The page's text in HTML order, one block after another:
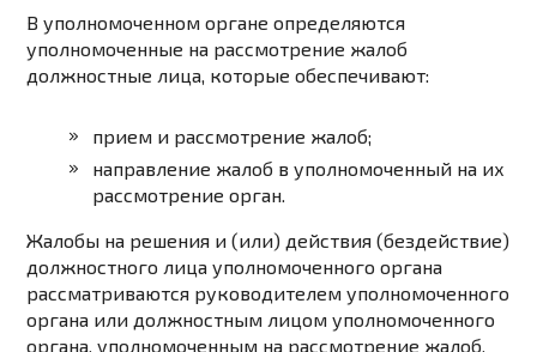
В уполномоченном органе определяются
уполномоченные на рассмотрение жалоб
должностные лица, которые обеспечивают:
прием и рассмотрение жалоб;
направление жалоб в уполномоченный на их
рассмотрение орган.
Жалобы на решения и (или) действия (бездействие)
должностного лица уполномоченного органа
рассматриваются руководителем уполномоченного
органа или должностным лицом уполномоченного
органа, уполномоченным на рассмотрение жалоб.